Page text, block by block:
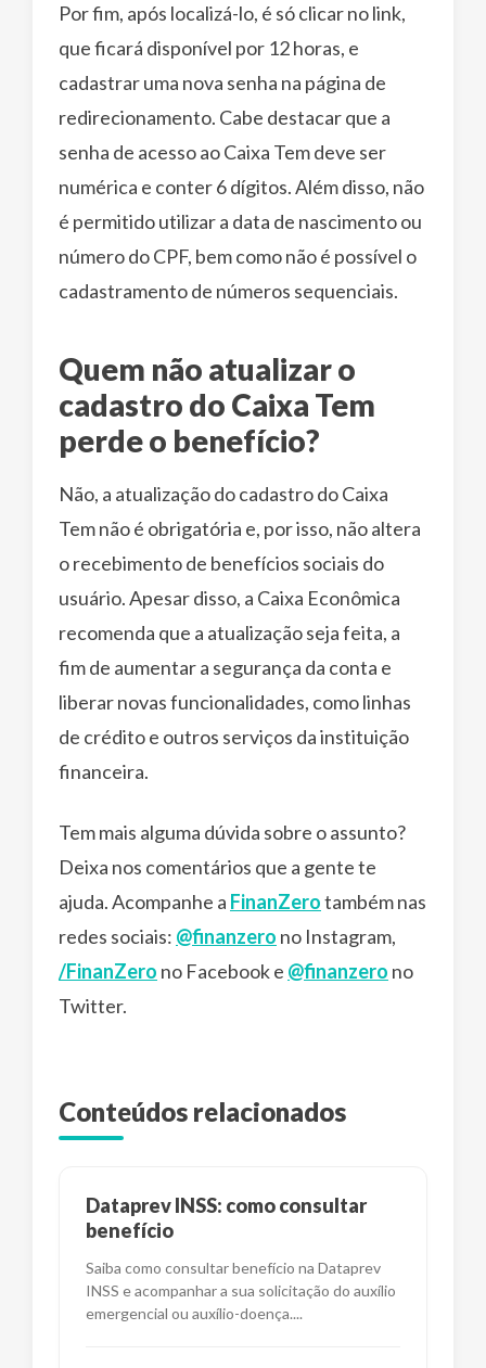
Por fim, após localizá-lo, é só clicar no link,
que ficará disponível por 12 horas, e
cadastrar uma nova senha na página de
redirecionamento. Cabe destacar que a
senha de acesso ao Caixa Tem deve ser
numérica e conter 6 dígitos. Além disso, não
é permitido utilizar a data de nascimento ou
número do CPF, bem como não é possível o
cadastramento de números sequenciais.
Quem não atualizar o
cadastro do Caixa Tem
perde o benefício?
Não, a atualização do cadastro do Caixa
Tem não é obrigatória e, por isso, não altera
o recebimento de benefícios sociais do
usuário. Apesar disso, a Caixa Econômica
recomenda que a atualização seja feita, a
fim de aumentar a segurança da conta e
liberar novas funcionalidades, como linhas
de crédito e outros serviços da instituição
financeira.
Tem mais alguma dúvida sobre o assunto?
Deixa nos comentários que a gente te
ajuda. Acompanhe a FinanZerotambém nas
redes sociais: @finanzero no Instagram,
/FinanZero no Facebook e @finanzero no
Twitter.
Conteúdos relacionados
Dataprev INSS: como consultar
benefício
Saiba como consultar benefício na Dataprev
INSS e acompanhar a sua solicitação do auxílio
emergencial ou auxílio-doença....